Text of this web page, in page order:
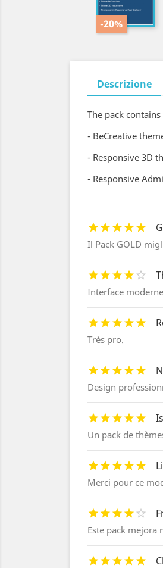
-20%
Descrizione
The pack
- BeCreative
- Responsive 3D
- Responsive
Il Pack GOLD
Interface
Très pro.
Design
Un pack de
Merci pour ce
Este pack mejora